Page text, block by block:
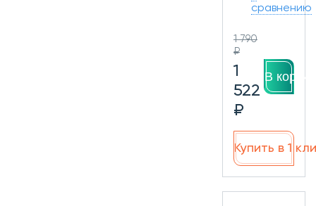
сравнению
1 790
₽
1
522
₽
В
Купить в 1